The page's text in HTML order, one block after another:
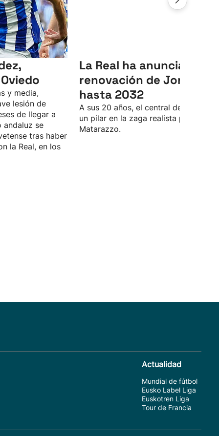
y media,
lesión de
de llegar a
andaluz se
tras haber
la Real, en los
La Real ha anunciado la
renovación de Jon
hasta 2032
A sus 20 años, el central de Lasarte
un pilar en la zaga realista para Rino
Matarazzo.
Actualidad
Mundial de fútbol
Eusko Label Liga
Euskotren Liga
Tour de Francia